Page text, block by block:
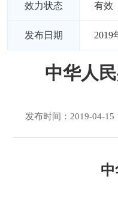
效力状态 有效
发布日期 2019
中华人
发布时间：2019-04-15